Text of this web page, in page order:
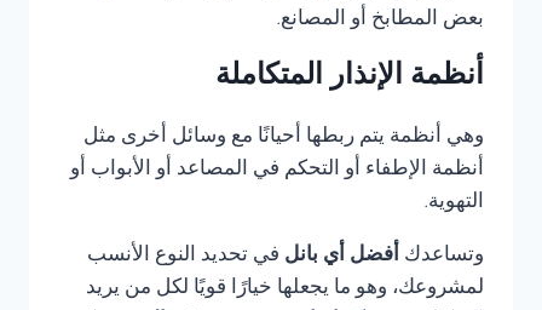
بعض المطابخ أو المصانع.
أنظمة الإنذار المتكاملة
وهي أنظمة يتم ربطها أحيانًا مع وسائل أخرى مثل
أنظمة الإطفاء أو التحكم في المصاعد أو الأبواب أو
التهوية.
وتساعدك أفضل أي بانل في تحديد النوع الأنسب
لمشروعك، وهو ما يجعلها خيارًا قويًا لكل من يريد